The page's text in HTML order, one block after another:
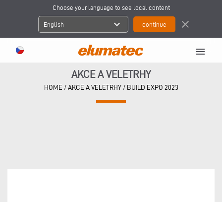
Choose your language to see local content
English expand_more close
menu
AKCE A VELETRHY
HOME / AKCE A VELETRHY/ BUILD EXPO 2023